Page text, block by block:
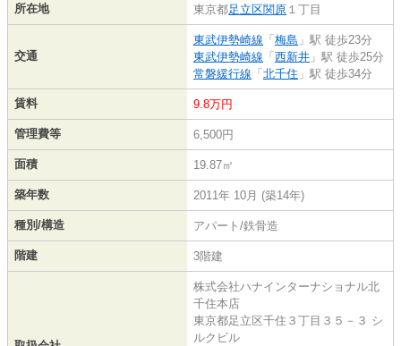
所在地 東京都足立区関原 １丁目
交通
東武伊勢崎線 「梅島 」駅 徒歩23分
東武伊勢崎線 「西新井 」駅 徒歩25分
常磐緩行線 「北千住 」駅 徒歩34分
賃料 9.8万円
管理費等 6,500円
面積 19.87㎡
築年数 2011年 10月 (築14年)
種別/構造 アパート/鉄骨造
階建 3階建
株式会社ハナインターナショナル北
千住本店
東京都足立区千住３丁目３５－３ シ
ルクビル